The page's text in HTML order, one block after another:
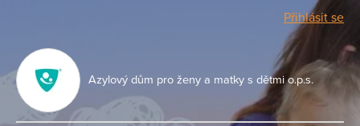
Přihlásit se
Azylový dům pro ženy a matky s dětmi o.p.s.